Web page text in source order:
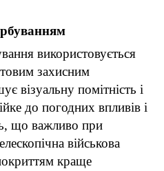
використовується
захисним
візуальну помітність і
до погодних впливів і
що важливо при
військова
краще